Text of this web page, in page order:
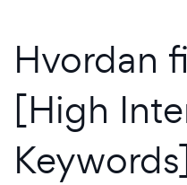
Hvordan
[High